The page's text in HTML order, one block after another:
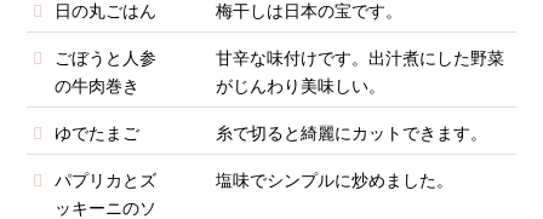
日の丸ごはん 梅干しは日本の宝です。
ごぼうと人参
の牛肉巻き
甘辛な味付けです。出汁煮にした野菜
がじんわり美味しい。
ゆでたまご 糸で切ると綺麗にカットできます。
パプリカとズ
ッキーニのソ
塩味でシンプルに炒めました。